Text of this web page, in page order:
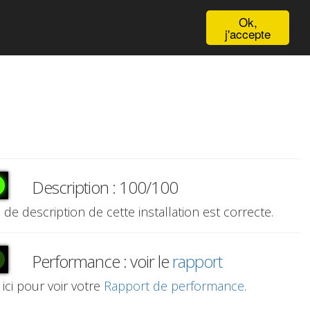
Ok,
j'accepte
Description : 100/100
de description de cette installation est correcte.
Performance : voir lerapport
ici pour voir votre Rapport de performance.